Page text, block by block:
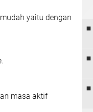
yaitu dengan
masa aktif